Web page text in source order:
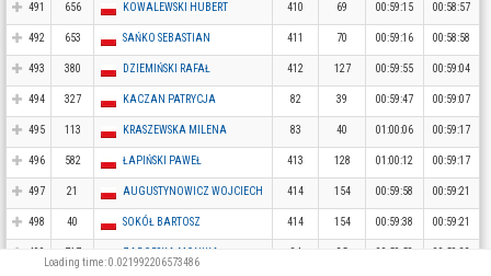
491 656 KOWALEWSKI HUBERT 410 69 00:59:15 00:58:57
492 653 SAŃKO SEBASTIAN 411 70 00:59:16 00:58:58
493 380 DZIEMIŃSKI RAFAŁ 412 127 00:59:55 00:59:04
494 327 KACZAN PATRYCJA 82 39 00:59:47 00:59:07
495 113 KRASZEWSKA MILENA 83 40 01:00:06 00:59:17
496 582 ŁAPIŃSKI PAWEŁ 413 128 01:00:12 00:59:17
497 21 AUGUSTYNOWICZ WOJCIECH 414 154 00:59:58 00:59:21
498 40 SOKÓŁ BARTOSZ 414 154 00:59:38 00:59:21
499 717 ZABORSKA MONIKA 84 25 00:59:58
00:59:22
Loading time: 0.021992206573486